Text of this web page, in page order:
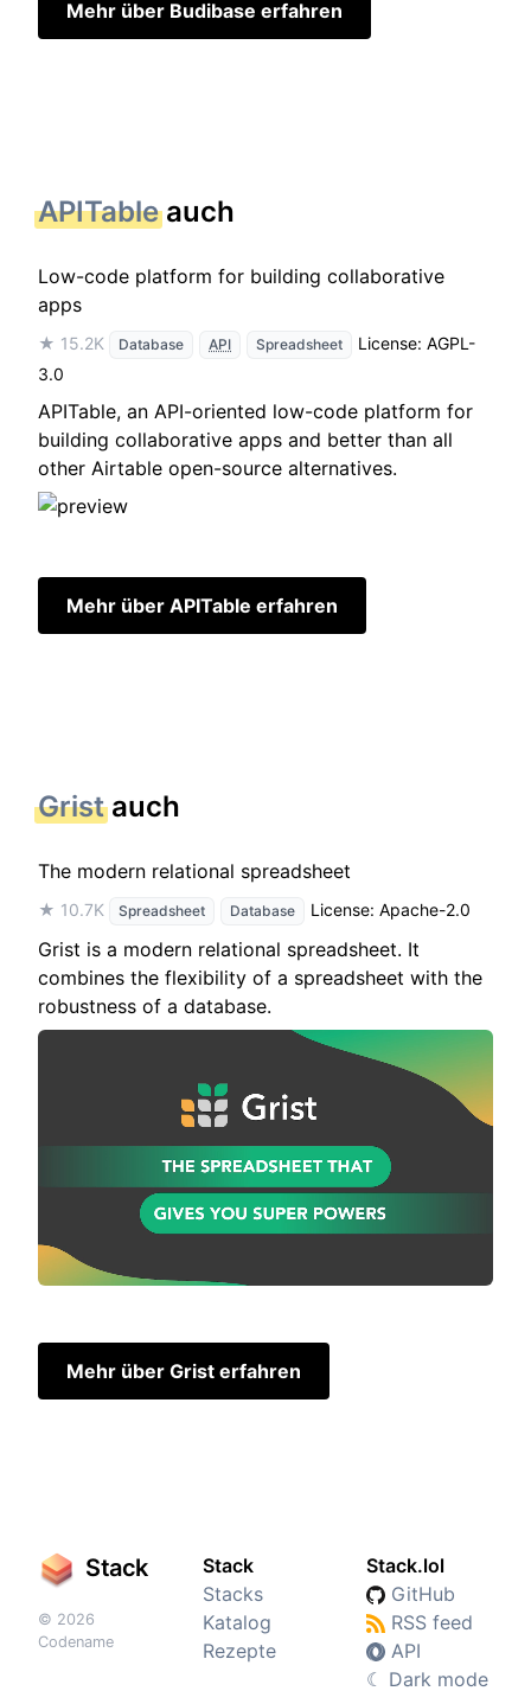
Mehr über Budibase erfahren
APITableauch
Low-code platform for building collaborative
apps
★ 15.2K Database API Spreadsheet
License: AGPL-
3.0
APITable, an API-oriented low-code platform for
building collaborative apps and better than all
other Airtable open-source alternatives.
Mehr über APITable erfahren
Gristauch
The modern relational spreadsheet
★ 10.7K Spreadsheet Database License: Apache-2.0
Grist is a modern relational spreadsheet. It
combines the flexibility of a spreadsheet with the
robustness of a database.
Mehr über Grist erfahren
Stack
© 2026
Codename
Stack
Stacks
Katalog
Rezepte
Stack.lol
GitHub
RSS feed
API
☾ Dark mode